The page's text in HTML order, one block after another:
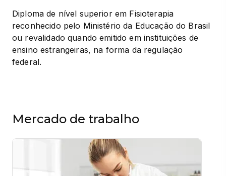
Diploma de nível superior em Fisioterapia
reconhecido pelo Ministério da Educação do Brasil
ou revalidado quando emitido em instituições de
ensino estrangeiras, na forma da regulação
federal.
Mercado de trabalho